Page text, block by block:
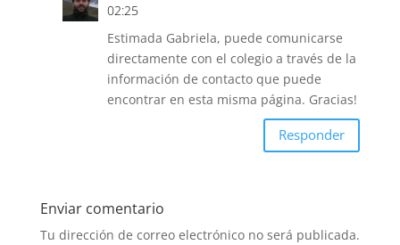
02:25
Estimada Gabriela, puede comunicarse
directamente con el colegio a través de la
información de contacto que puede
encontrar en esta misma página. Gracias!
Responder
Enviar comentario
Tu dirección de correo electrónico no será publicada.